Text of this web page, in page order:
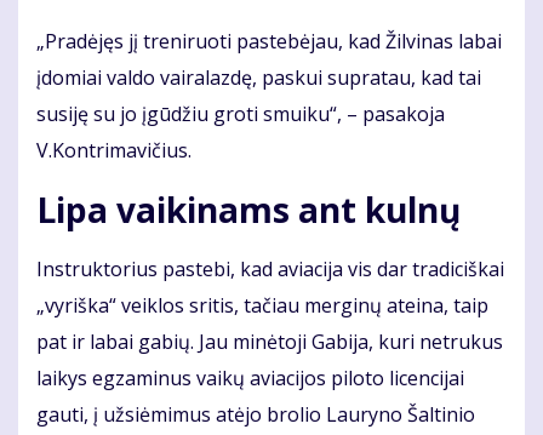
„Pra­dė­jęs jį tre­ni­ruo­ti pa­ste­bė­jau, kad Žil­vi­nas la­bai
įdo­miai val­do vai­ra­laz­dę, pas­kui su­pra­tau, kad tai
su­si­ję su jo įgū­džiu gro­ti smui­ku“, – pa­sa­ko­ja
V.Kon­tri­ma­vi­čius.
Lipa vaikinams ant kulnų
Instruktorius pa­ste­bi, kad avia­ci­ja vis dar tra­di­ciš­kai
„vy­riš­ka“ veik­los sri­tis, ta­čiau mer­gi­nų at­ei­na, taip
pat ir la­bai ga­bių. Jau mi­nė­to­ji Ga­bi­ja, ku­ri ne­tru­kus
lai­kys eg­za­mi­nus vai­kų avia­ci­jos pi­lo­to li­cen­ci­jai
gau­ti, į už­si­ė­mi­mus at­ėjo bro­lio Lau­ry­no Šal­ti­nio